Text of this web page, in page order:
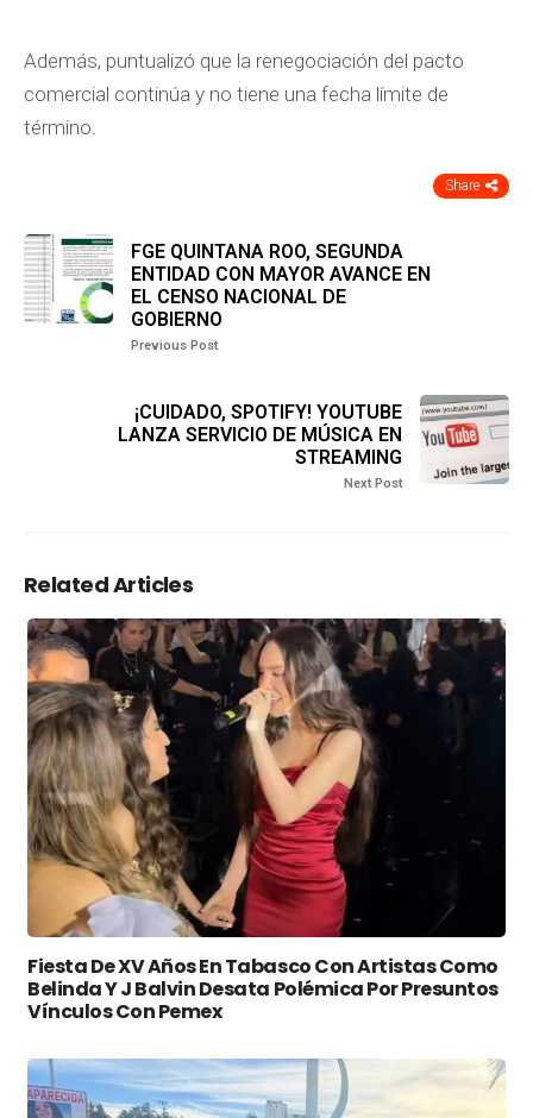
Además, puntualizó que la renegociación del pacto
comercial continúa y no tiene una fecha límite de
término.
Share
FGE QUINTANA ROO, SEGUNDA
ENTIDAD CON MAYOR AVANCE EN
EL CENSO NACIONAL DE
GOBIERNO
Previous Post
¡CUIDADO, SPOTIFY! YOUTUBE
LANZA SERVICIO DE MÚSICA EN
STREAMING
Next Post
Related Articles
Fiesta De XV Años En Tabasco Con Artistas Como
Belinda Y J Balvin Desata Polémica Por Presuntos
Vínculos Con Pemex